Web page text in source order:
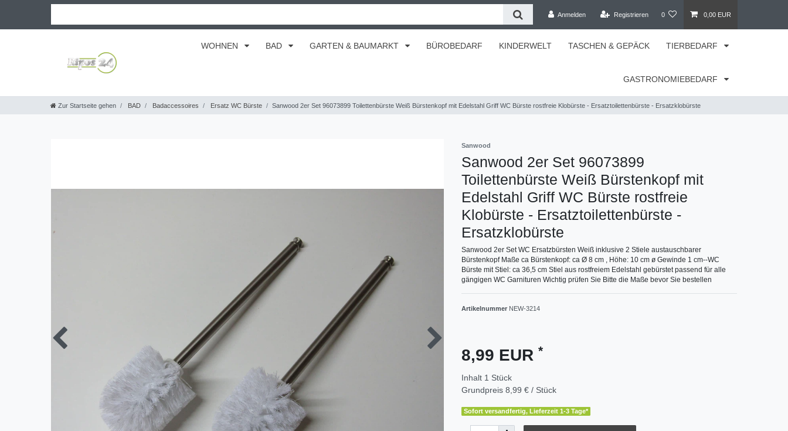
Anmelden Registrieren 0 0,00 EUR
WOHNEN BAD GARTEN & BAUMARKT BÜROBEDARF KINDERWELT TASCHEN & GEPÄCK TIERBEDARF
GASTRONOMIEBEDARF
Zur Startseite gehen BAD Badaccessoires Ersatz WC Bürste Sanwood 2er Set 96073899 Toilettenbürste Weiß Bürstenkopf mit Edelstahl Griff WC Bürste rostfreie Klobürste - Ersatztoilettenbürste - Ersatzklobürste
Sanwood
Sanwood 2er Set 96073899
Toilettenbürste Weiß Bürstenkopf mit
Edelstahl Griff WC Bürste rostfreie
Klobürste - Ersatztoilettenbürste -
Ersatzklobürste
Sanwood 2er Set WC Ersatzbürsten Weiß inklusive 2 Stiele austauschbarer
Bürstenkopf Maße ca Bürstenkopf: ca Ø 8 cm , Höhe: 10 cm ø Gewinde 1 cm--WC
Bürste mit Stiel: ca 36,5 cm Stiel aus rostfreiem Edelstahl gebürstet passend für alle
gängigen WC Garnituren Wichtig prüfen Sie Bitte die Maße bevor Sie bestellen
Artikelnummer NEW-3214
8,99 EUR *
Inhalt 1 Stück
Grundpreis 8,99 € / Stück
Sofort versandfertig, Lieferzeit 1-3 Tage*